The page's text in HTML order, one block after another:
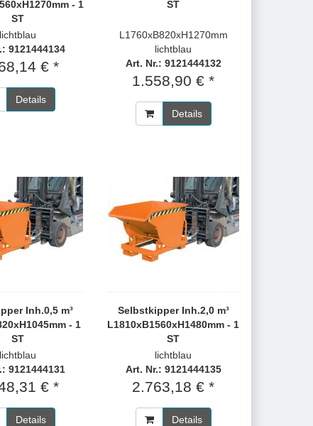
- 1
ST
lichtblau
9121444134
€ *
Details
ST
L1760xB820xH1270mm
lichtblau
Art. Nr.: 9121444132
1.558,90 € *
Details
Inh.0,5 m³
- 1
ST
lichtblau
9121444131
€ *
Details
Selbstkipper Inh.2,0 m³
L1810xB1560xH1480mm - 1
ST
lichtblau
Art. Nr.: 9121444135
2.763,18 € *
Details